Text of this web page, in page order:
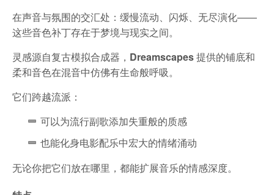
在声音与氛围的交汇处：缓慢流动、闪烁、无尽演化——
这些音色补丁存在于梦境与现实之间。
灵感源自复古模拟合成器， Dreamscapes提供的铺底和
柔和音色在混音中仿佛有生命般呼吸。
它们跨越流派：
可以为流行副歌添加失重般的质感
也能化身电影配乐中宏大的情绪涌动
无论你把它们放在哪里，都能扩展音乐的情感深度。